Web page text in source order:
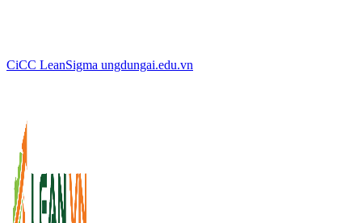
CiCC LeanSigma ungdungai.edu.vn